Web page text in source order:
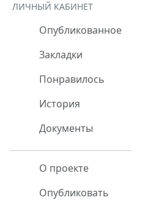
ЛИЧНЫЙ КАБИНЕТ
Опубликованное
Закладки
Понравилось
История
Документы
О проекте
Опубликовать